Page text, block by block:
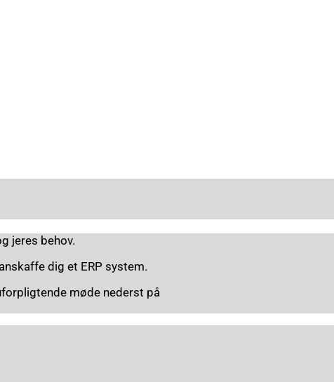
jeres behov.
dig et ERP system.
møde nederst på